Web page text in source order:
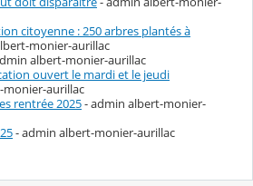
citoyenne : 250 arbres plantés à
monier-aurillac
albert-monier-aurillac
ouvert le mardi et le jeudi
aurillac
rentrée 2025- admin albert-monier-
- admin albert-monier-aurillac